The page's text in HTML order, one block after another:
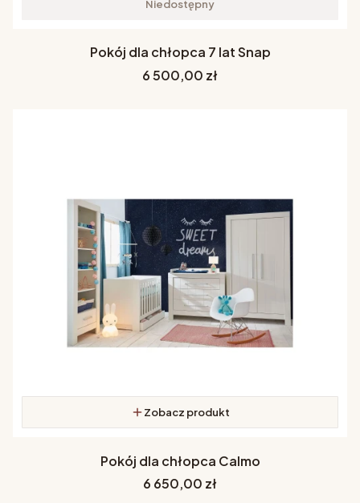
Niedostępny
Pokój dla chłopca 7 lat Snap
Cena
6 500,00 zł
Zobacz produkt
Pokój dla chłopca Calmo
Cena
6 650,00 zł